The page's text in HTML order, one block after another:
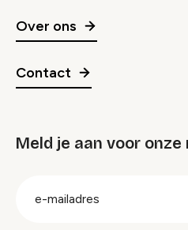
Over ons
Contact
Meld je aan voor